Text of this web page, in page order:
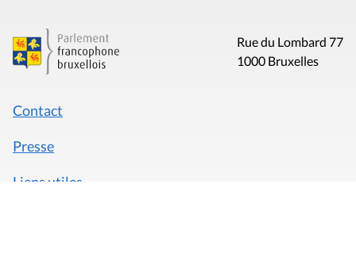
Rue du Lombard 77
1000 Bruxelles
Contact
Presse
Liens utiles